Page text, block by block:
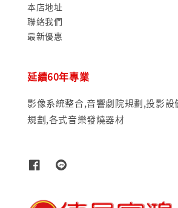
本店地址
聯絡我們
最新優惠
延續60年專業
影像系統整合,音響劇院規劃,投影設
規劃,各式音樂發燒器材